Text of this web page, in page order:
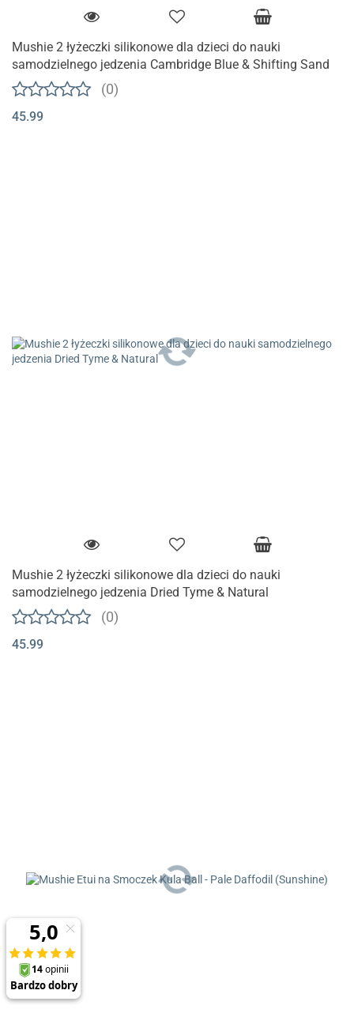
Mushie 2 łyżeczki silikonowe dla dzieci do nauki
samodzielnego jedzenia Cambridge Blue & Shifting Sand
(0)
45.99
Mushie 2 łyżeczki silikonowe dla dzieci do nauki
samodzielnego jedzenia Dried Tyme & Natural
(0)
45.99